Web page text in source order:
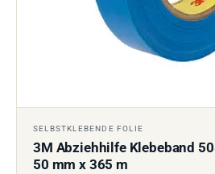
SELBSTKLEBENDE FOLIE
3M Abziehhilfe Klebeband
50 mm x 365 m